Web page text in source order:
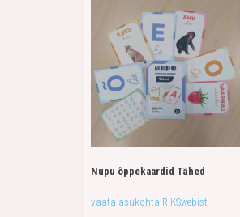
Nupu õppekaardid Tähed
vaata asukohta RIKSwebist